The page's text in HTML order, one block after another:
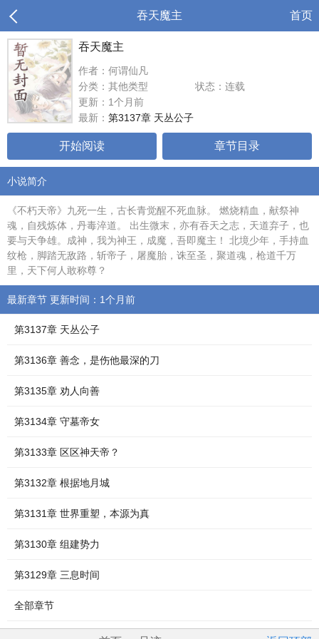
吞天魔主 首页
吞天魔主
作者：何谓仙凡
分类：其他类型
状态：连载
更新：1个月前
最新： 第3137章 天丛公子
开始阅读 章节目录
小说简介
《不朽天帝》九死一生，古长青觉醒不死血脉。 燃烧精血，献祭神
魂，自残炼体，丹毒淬道。 出生微末，亦有吞天之志，天道弃子，也
要与天争雄。成神，我为神王，成魔，吾即魔主！ 北境少年，手持血
纹枪，脚踏无敌路，斩帝子，屠魔胎，诛至圣，聚道魂，枪道千万
里，天下何人敢称尊？
最新章节 更新时间：1个月前
第3137章 天丛公子
第3136章 善念，是伤他最深的刀
第3135章 劝人向善
第3134章 守墓帝女
第3133章 区区神天帝？
第3132章 根据地月城
第3131章 世界重塑，本源为真
第3130章 组建势力
第3129章 三息时间
全部章节